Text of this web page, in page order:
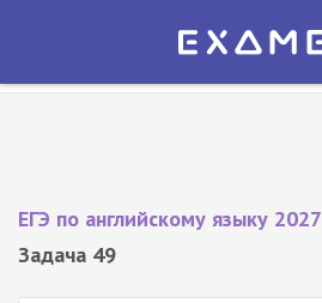
Экзамер — ЕГЭ 2027
ЕГЭ по английскому языку 2027
Задача 49